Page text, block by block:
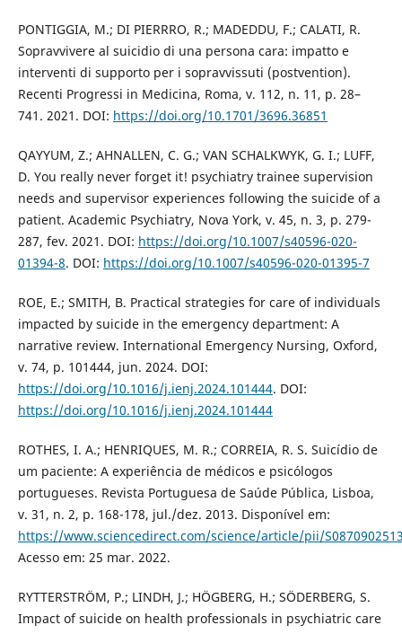
PONTIGGIA, M.; DI PIERRRO, R.; MADEDDU, F.; CALATI, R.
Sopravvivere al suicidio di una persona cara: impatto e
interventi di supporto per i sopravvissuti (postvention).
Recenti Progressi in Medicina, Roma, v. 112, n. 11, p. 28–
741. 2021. DOI: https://doi.org/10.1701/3696.36851
QAYYUM, Z.; AHNALLEN, C. G.; VAN SCHALKWYK, G. I.; LUFF,
D. You really never forget it! psychiatry trainee supervision
needs and supervisor experiences following the suicide of a
patient. Academic Psychiatry, Nova York, v. 45, n. 3, p. 279-
287, fev. 2021. DOI: https://doi.org/10.1007/s40596-020-
01394-8. DOI: https://doi.org/10.1007/s40596-020-01395-7
ROE, E.; SMITH, B. Practical strategies for care of individuals
impacted by suicide in the emergency department: A
narrative review. International Emergency Nursing, Oxford,
v. 74, p. 101444, jun. 2024. DOI:
https://doi.org/10.1016/j.ienj.2024.101444. DOI:
https://doi.org/10.1016/j.ienj.2024.101444
ROTHES, I. A.; HENRIQUES, M. R.; CORREIA, R. S. Suicídio de
um paciente: A experiência de médicos e psicólogos
portugueses. Revista Portuguesa de Saúde Pública, Lisboa,
v. 31, n. 2, p. 168-178, jul./dez. 2013. Disponível em:
https://www.sciencedirect.com/science/article/pii/
Acesso em: 25 mar. 2022.
RYTTERSTRÖM, P.; LINDH, J.; HÖGBERG, H.; SÖDERBERG, S.
Impact of suicide on health professionals in psychiatric care